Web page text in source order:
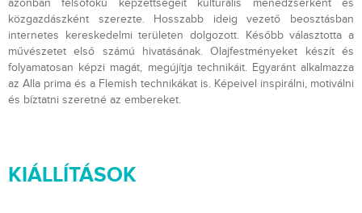
azonban felsőfokú képzettségeit kulturális menedzserként és
közgazdászként szerezte. Hosszabb ideig vezető beosztásban
internetes kereskedelmi területen dolgozott. Később választotta a
művészetet első számú hivatásának. Olajfestményeket készít és
folyamatosan képzi magát, megújítja technikáit. Egyaránt alkalmazza
az Alla prima és a Flemish technikákat is. Képeivel inspirálni, motiválni
és bíztatni szeretné az embereket.
KIÁLLÍTÁSOK